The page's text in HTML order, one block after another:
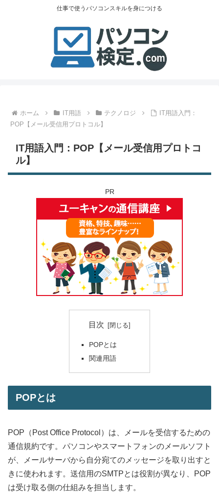
仕事で使うパソコンスキルを身につける
ホーム IT用語 テクノロジ
IT用語入門：
POP【メール受信用プロトコル】
IT用語入門：POP【メール受信用プロトコ
ル】
PR
目次
POPとは
関連用語
POPとは
POP（Post Office Protocol）は、メールを受信するための
通信規約です。パソコンやスマートフォンのメールソフト
が、メールサーバから自分宛てのメッセージを取り出すと
きに使われます。送信用のSMTPとは役割が異なり、POP
は受け取る側の仕組みを担当します。